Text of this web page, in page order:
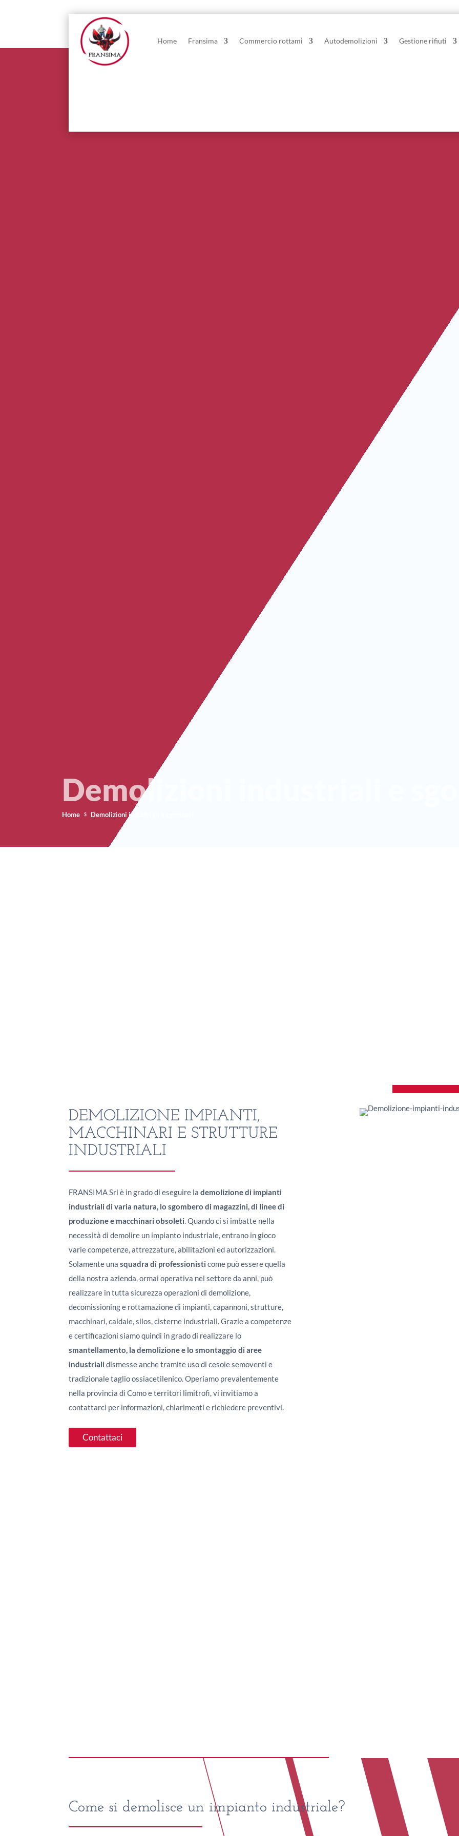
Home Fransima Commercio rottami Autodemolizioni Gestione rifiuti
Demolizioni industriali e
Home $ Demolizioni industriali e sgomberi
DEMOLIZIONE IMPIANTI,
MACCHINARI E STRUTTURE
INDUSTRIALI
FRANSIMA Srl è in grado di eseguire lademolizione di impianti
industriali di varia natura, lo sgombero di magazzini, di linee di
produzione e macchinari obsoleti. Quando ci si imbatte nella
necessità di demolire un impianto industriale, entrano in gioco
varie competenze, attrezzature, abilitazioni ed autorizzazioni.
Solamente unasquadra di professionisti come può essere quella
della nostra azienda, ormai operativa nel settore da anni, può
realizzare in tutta sicurezza operazioni di demolizione,
decomissioning e rottamazione di impianti, capannoni, strutture,
macchinari, caldaie, silos, cisterne industriali. Grazie a competenze
e certificazioni siamo quindi in grado di realizzare lo
smantellamento, la demolizione e lo smontaggio di aree
industriali dismesse anche tramite uso di cesoie semoventi e
tradizionale taglio ossiacetilenico. Operiamo prevalentemente
nella provincia di Como e territori limitrofi, vi invitiamo a
contattarci per informazioni, chiarimenti e richiedere preventivi.
Contattaci
Come si demolisce un impianto industriale?